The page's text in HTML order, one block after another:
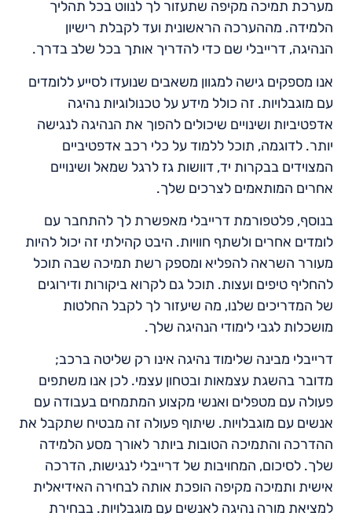
מערכת תמיכה מקיפה שתעזור לך לנווט בכל תהליך
הלמידה. מההערכה הראשונית ועד לקבלת רישיון
הנהיגה, דרייבלי שם כדי להדריך אותך בכל שלב בדרך.
אנו מספקים גישה למגוון משאבים שנועדו לסייע ללומדים
עם מוגבלויות. זה כולל מידע על טכנולוגיות נהיגה
אדפטיביות ושינויים שיכולים להפוך את הנהיגה לנגישה
יותר. לדוגמה, תוכל ללמוד על כלי רכב אדפטיביים
המצוידים בבקרות יד, דוושות גז לרגל שמאל ושינויים
אחרים המותאמים לצרכים שלך.
בנוסף, פלטפורמת דרייבלי מאפשרת לך להתחבר עם
לומדים אחרים ולשתף חוויות. היבט קהילתי זה יכול להיות
מעורר השראה להפליא ומספק רשת תמיכה שבה תוכל
להחליף טיפים ועצות. תוכל גם לקרוא ביקורות ודירוגים
של המדריכים שלנו, מה שיעזור לך לקבל החלטות
מושכלות לגבי לימודי הנהיגה שלך.
דרייבלי מבינה שלימוד נהיגה אינו רק שליטה ברכב;
מדובר בהשגת עצמאות ובטחון עצמי. לכן אנו משתפים
פעולה עם מטפלים ואנשי מקצוע המתמחים בעבודה עם
אנשים עם מוגבלויות. שיתוף פעולה זה מבטיח שתקבל את
ההדרכה והתמיכה הטובות ביותר לאורך מסע הלמידה
שלך. לסיכום, המחויבות של דרייבלי לנגישות, הדרכה
אישית ותמיכה מקיפה הופכת אותה לבחירה האידיאלית
למציאת מורה נהיגה לאנשים עם מוגבלויות. בבחירת